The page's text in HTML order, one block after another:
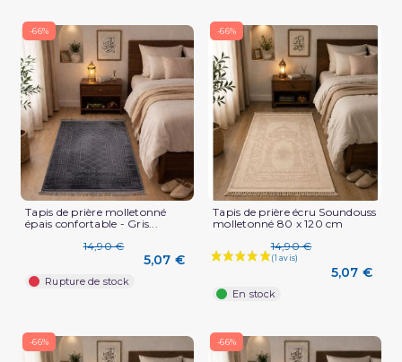
-66%
Tapis de prière molletonné
épais confortable - Gris...
14,90 €
5,07 €
Rupture de stock
-66%
Tapis de prière écru Soundouss
molletonné 80 x 120 cm
14,90 €
5,07 €
En stock
-66% -66%